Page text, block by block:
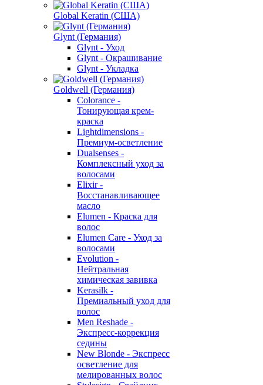
Global Keratin (США)
Glynt (Германия)
Glynt - Уход
Glynt - Окрашивание
Glynt - Укладка
Goldwell (Германия)
Colorance -
Тонирующая крем-
краска
Lightdimensions -
Премиум-осветление
Dualsenses -
Комплексный уход за
волосами
Elixir -
Восстанавливающее
масло
Elumen - Краска для
волос
Elumen Care - Уход за
волосами
Evolution -
Нейтральная
химическая завивка
Kerasilk -
Премиальный уход для
волос
Men Reshade -
Экспресс-коррекция
седины
New Blonde - Экспресс
осветление для
мелированных волос